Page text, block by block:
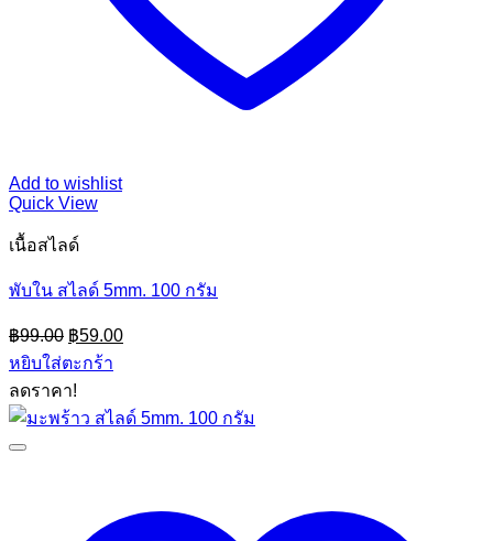
Add to wishlist
Quick View
เนื้อสไลด์
พับใน สไลด์​ 5mm. 100 กรัม
฿99.00 Original
price
was:
฿99.00.
฿59.00Current
price
หยิบใส่ตะกร้า
ลดราคา!